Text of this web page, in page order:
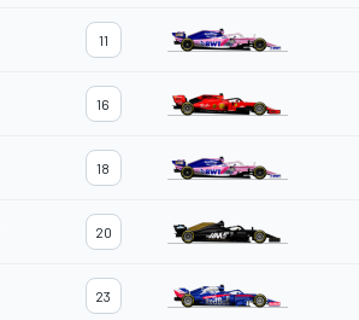
11
16
18
20
23